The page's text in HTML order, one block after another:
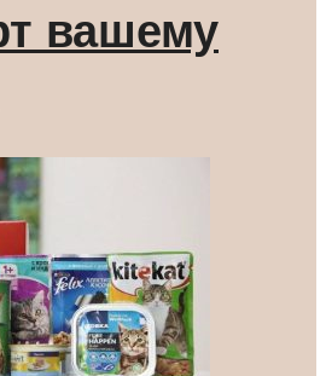
вашему